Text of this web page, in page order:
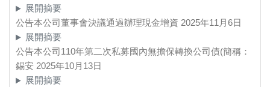
展開摘要
公告本公司董事會決議通過辦理現金增資 2025年11月6日
展開摘要
公告本公司110年第二次私募國內無擔保轉換公司債(簡稱：
錫安 2025年10月13日
展開摘要